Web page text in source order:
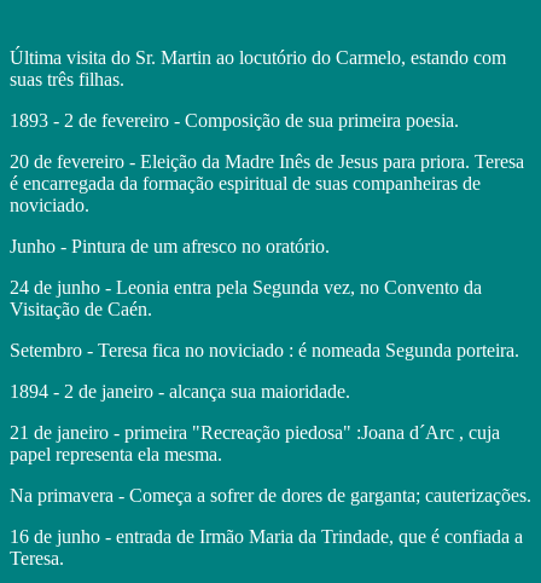
Última visita do Sr. Martin ao locutório do Carmelo, estando com
suas três filhas.
1893 - 2 de fevereiro - Composição de sua primeira poesia.
20 de fevereiro - Eleição da Madre Inês de Jesus para priora. Teresa
é encarregada da formação espiritual de suas companheiras de
noviciado.
Junho - Pintura de um afresco no oratório.
24 de junho - Leonia entra pela Segunda vez, no Convento da
Visitação de Caén.
Setembro - Teresa fica no noviciado : é nomeada Segunda porteira.
1894 - 2 de janeiro - alcança sua maioridade.
21 de janeiro - primeira "Recreação piedosa" :Joana d´Arc , cuja
papel representa ela mesma.
Na primavera - Começa a sofrer de dores de garganta; cauterizações.
16 de junho - entrada de Irmão Maria da Trindade, que é confiada a
Teresa.